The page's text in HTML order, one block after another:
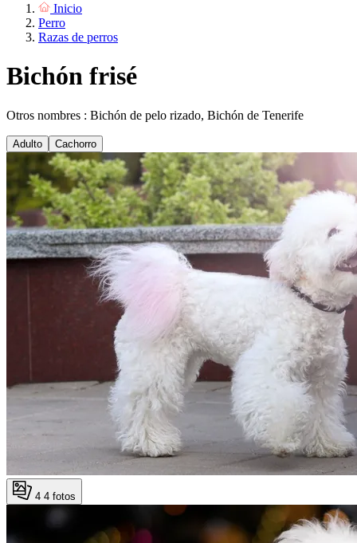
Inicio
Perro
Razas de perros
Bichón frisé
Otros nombres : Bichón de pelo rizado, Bichón de Tenerife
Adulto Cachorro
4 4 fotos